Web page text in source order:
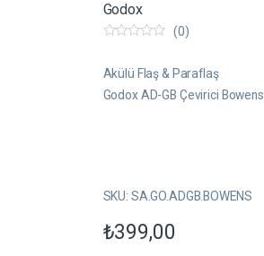
Godox
ü
e
(0)
Akülü Flaş & Paraflaş
Godox AD-GB Çevirici Bowens
SKU: SA.GO.ADGB.BOWENS
₺399,00